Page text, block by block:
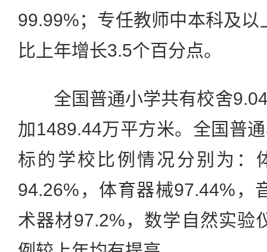
99.99%；专任教师中本科及
比上年增长3.5个百分点。
全国普通小学共有校舍9.04
加1489.44万平方米。全国普
标的学校比例情况分别为：
94.26%，体育器械97.44%，
术器材97.2%，数学自然实验